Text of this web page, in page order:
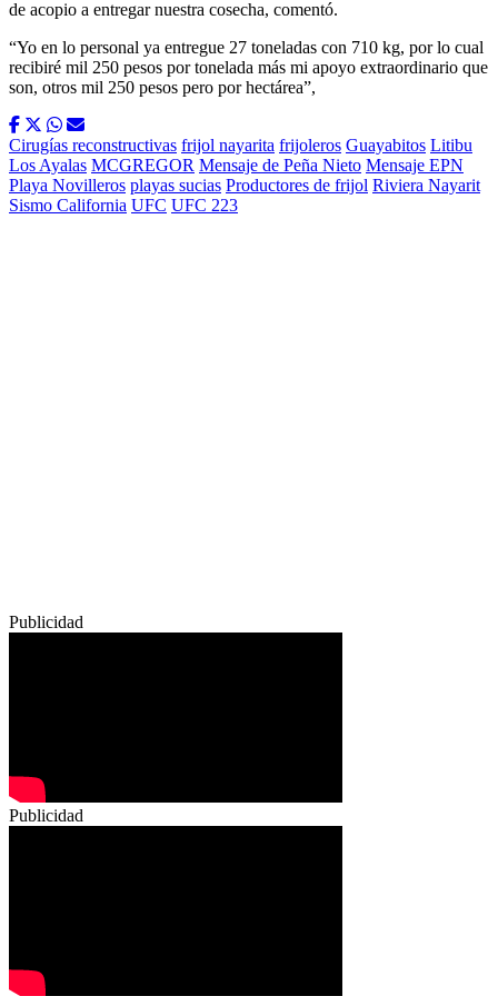
de acopio a entregar nuestra cosecha, comentó.
“Yo en lo personal ya entregue 27 toneladas con 710 kg, por lo cual
recibiré mil 250 pesos por tonelada más mi apoyo extraordinario que
son, otros mil 250 pesos pero por hectárea”,
Cirugías reconstructivas frijol nayarita frijoleros Guayabitos Litibu
Los Ayalas MCGREGOR Mensaje de Peña Nieto Mensaje EPN
Playa Novilleros playas sucias Productores de frijol Riviera Nayarit
Sismo California UFC UFC 223
Publicidad
Publicidad